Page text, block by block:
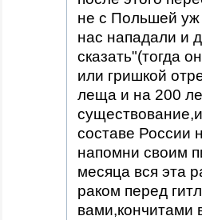
не с Польшей уж
нас нападали и
сказать"(тогда
или гришкой
леща и на 200
составе России
напомни своим
месяца вся эта
раком перед
вами,кончитами